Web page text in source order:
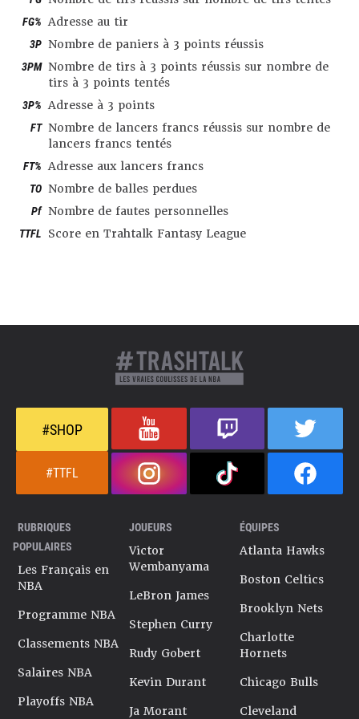
FG% Adresse au tir
3P Nombre de paniers à 3 points réussis
3PM Nombre de tirs à 3 points réussis sur nombre de
tirs à 3 points tentés
3P% Adresse à 3 points
FT Nombre de lancers francs réussis sur nombre de
lancers francs tentés
FT% Adresse aux lancers francs
TO Nombre de balles perdues
Pf Nombre de fautes personnelles
TTFL Score en Trahtalk Fantasy League
#SHOP
#TTFL
RUBRIQUES
POPULAIRES
Les Français en
NBA
Programme NBA
Classements NBA
Salaires NBA
Playoffs NBA
JOUEURS
Victor
Wembanyama
LeBron James
Stephen Curry
Rudy Gobert
Kevin Durant
Ja Morant
ÉQUIPES
Atlanta Hawks
Boston Celtics
Brooklyn Nets
Charlotte
Hornets
Chicago Bulls
Cleveland